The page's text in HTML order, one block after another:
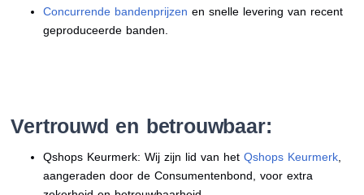
Concurrende bandenprijzen en snelle levering van recent
geproduceerde banden.
Vertrouwd en betrouwbaar:
Qshops Keurmerk: Wij zijn lid van hetQshops Keurmerk
aangeraden door de Consumentenbond, voor extra